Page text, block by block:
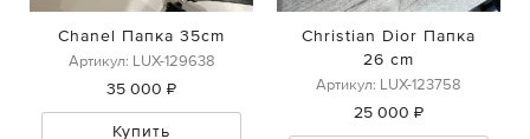
Chanel Папка 35cm
Артикул: LUX-129638
35 000 ₽
Купить
Christian Dior Папка
26 cm
Артикул: LUX-123758
25 000 ₽